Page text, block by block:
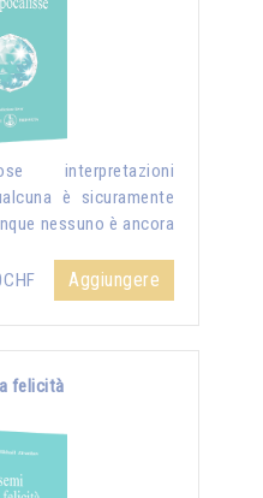
interpretazioni
è sicuramente
nessuno è ancora
Aggiungere
felicità